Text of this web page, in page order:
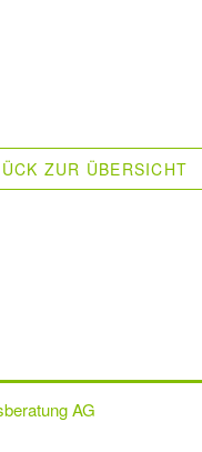
ZUR ÜBERSICHT
AG